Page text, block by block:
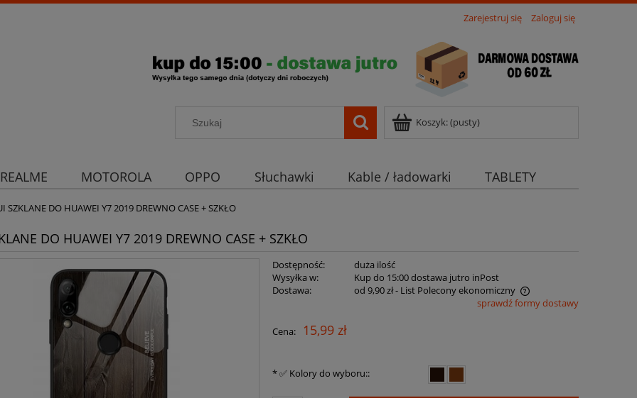
Zarejestruj się Zaloguj się
Koszyk:(pusty)
REALME MOTOROLA OPPO Słuchawki Kable / ładowarki
TABLETY
aparatu
Strona główna
SZKLANE DO HUAWEI Y7 2019 DREWNO CASE + SZKŁO
DO HUAWEI Y7 2019 DREWNO CASE + SZKŁO
Dostępność:
duża ilość
Wysyłka w:
Kup do 15:00 dostawa jutro inPost
Dostawa:
od 9,90 zł- List Polecony ekonomiczny
płatności
sprawdź formy dostawy
Cena: 15,99 zł
*✅ Kolory do wyboru::